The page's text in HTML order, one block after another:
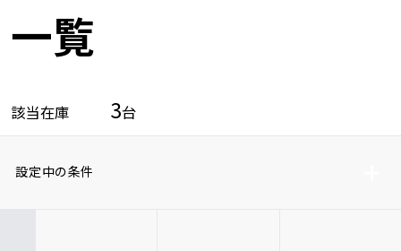
オイル交換・点検・整備予約
一覧
該当在庫 3台
設定中の条件